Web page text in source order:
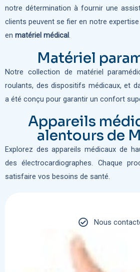
Nous
notre détermination à fournir une
clients peuvent se fier en notre
en matériel médical.
Matériel
Notre collection de matériel
roulants, des dispositifs médicaux, et
a été conçu pour garantir un confort
Appareils
alentours de
Explorez des appareils médicaux de
des électrocardiographes. Chaque
satisfaire vos besoins de santé.